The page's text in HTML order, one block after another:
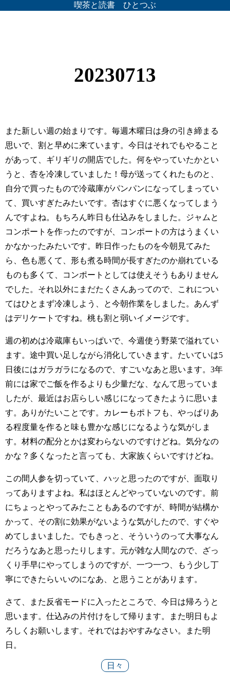
喫茶と読書 ひとつぶ
20230713
また新しい週の始まりです。毎週木曜日は身の引き締まる
思いで、割と早めに来ています。今日はそれでもやること
があって、ギリギリの開店でした。何をやっていたかとい
うと、杏を冷凍していました！母が送ってくれたものと、
自分で買ったもので冷蔵庫がパンパンになってしまってい
て、買いすぎたみたいです。杏はすぐに悪くなってしまう
んですよね。もちろん昨日も仕込みをしました。ジャムと
コンポートを作ったのですが、コンポートの方はうまくい
かなかったみたいです。昨日作ったものを今朝見てみた
ら、色も悪くて、形も煮る時間が長すぎたのか崩れている
ものも多くて、コンポートとしては使えそうもありません
でした。それ以外にまだたくさんあってので、これについ
てはひとまず冷凍しよう、と今朝作業をしました。あんず
はデリケートですね。桃も割と弱いイメージです。
週の初めは冷蔵庫もいっぱいで、今週使う野菜で溢れてい
ます。途中買い足しながら消化していきます。たいていは5
日後にはガラガラになるので、すごいなあと思います。3年
前には家でご飯を作るよりも少量だな、なんて思っていま
したが、最近はお店らしい感じになってきたように思いま
す。ありがたいことです。カレーもポトフも、やっぱりあ
る程度量を作ると味も豊かな感じになるような気がしま
す。材料の配分とかは変わらないのですけどね。気分なの
かな？多くなったと言っても、大家族くらいですけどね。
この間人参を切っていて、ハッと思ったのですが、面取り
ってありますよね。私はほとんどやっていないのです。前
にちょっとやってみたこともあるのですが、時間が結構か
かって、その割に効果がないような気がしたので、すぐや
めてしまいました。でもきっと、そういうのって大事なん
だろうなあと思ったりします。元が雑な人間なので、ざっ
くり手早にやってしまうのですが、一つ一つ、もう少し丁
寧にできたらいいのになあ、と思うことがあります。
さて、また反省モードに入ったところで、今日は帰ろうと
思います。仕込みの片付けをして帰ります。また明日もよ
ろしくお願いします。それではおやすみなさい。また明
日。
日々